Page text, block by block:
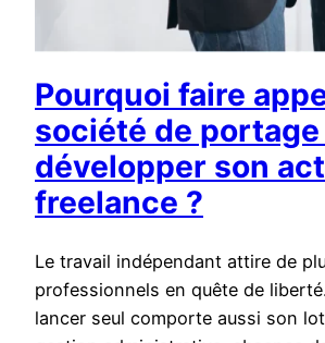
Pourquoi faire
société de
développer son
freelance ?
Le travail indépendant attire de
professionnels en quête de
lancer seul comporte aussi son